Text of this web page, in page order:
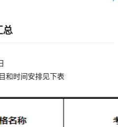
总
和时间安排见下表